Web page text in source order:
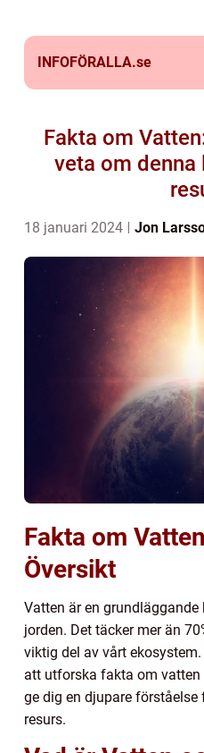
INFOFÖRALLA.se
Fakta om
veta om
18 januari 2024 Jon
Fakta om
Översikt
Vatten är en
jorden. Det täcker mer än
viktig del av vårt
att utforska fakta om
ge dig en djupare
resurs.